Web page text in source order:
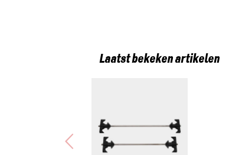
Laatst bekeken artikelen